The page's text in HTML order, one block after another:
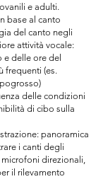
e adulti.
base al canto
del canto negli
attività vocale:
e delle ore del
frequenti (es.
delle condizioni
di cibo sulla
panoramica
i canti degli
direzionali,
il rilevamento